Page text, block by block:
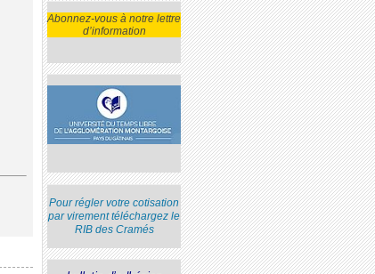
Abonnez-vous à notre lettre
d’information
Pour régler votre cotisation
par virementtéléchargez le
RIBdes Cramés